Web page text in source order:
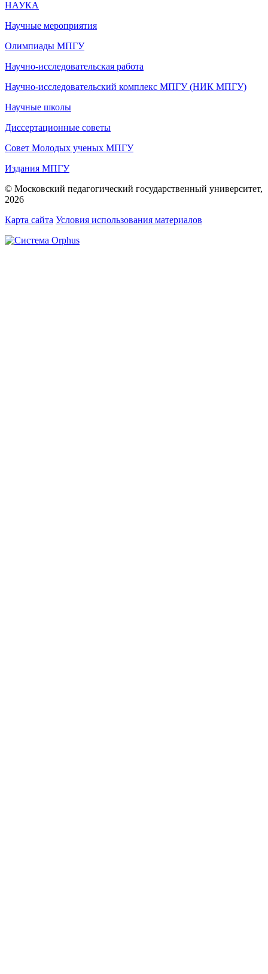
НАУКА
Научные мероприятия
Олимпиады МПГУ
Научно-исследовательская работа
Научно-исследовательский комплекс МПГУ (НИК МПГУ)
Научные школы
Диссертационные советы
Совет Молодых ученых МПГУ
Издания МПГУ
© Московский педагогический государственный университет,
2026
Карта сайта Условия использования материалов